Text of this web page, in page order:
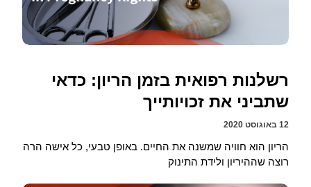
רשלנות רפואית בזמן הריון: כדאי
שתביני את זכויותייך
12 באוגוסט 2020
הריון הוא חוויה שמשנה את החיים. באופן טבעי, כל אישה הרה
רוצה שההיריון ולידת התינוק